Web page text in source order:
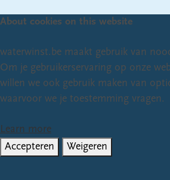
About cookies on this website
waterwinst.be maakt gebruik van
Om je gebruikerservaring op onze
willen we ook gebruik maken van
waarvoor we je toestemming vragen.
Learn more
Accepteren
Weigeren